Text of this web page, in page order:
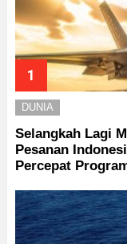
DUNIA
Selangkah Lagi
Pesanan
Percepat